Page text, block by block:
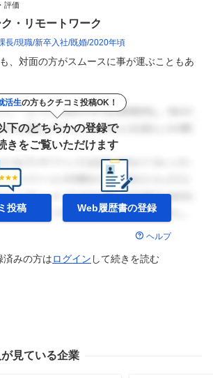
評価
・リモートワーク
長 現職 新卒入社 既婚 2020年頃
、対面の方がスムースに事が運ぶこともあ
活生の方もクチコミ投稿OK！
下のどちらかの登録で
きをご覧いただけます
投稿 Web履歴書の登録
ヘルプ
済みの方はログイン して続きを読む
見ている企業